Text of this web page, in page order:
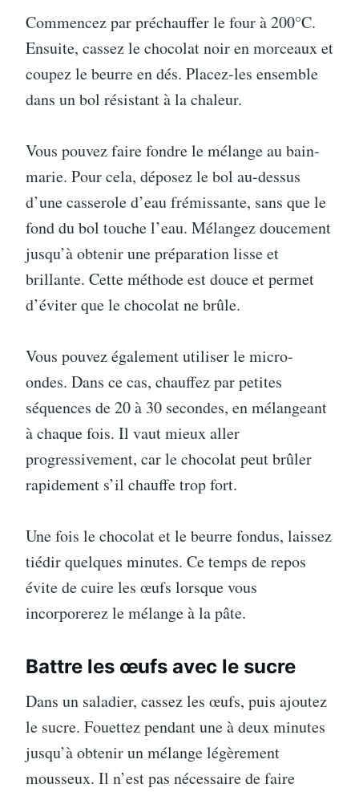
Commencez par préchauffer le four à 200°C.
Ensuite, cassez le chocolat noir en morceaux et
coupez le beurre en dés. Placez-les ensemble
dans un bol résistant à la chaleur.
Vous pouvez faire fondre le mélange au bain-
marie. Pour cela, déposez le bol au-dessus
d’une casserole d’eau frémissante, sans que le
fond du bol touche l’eau. Mélangez doucement
jusqu’à obtenir une préparation lisse et
brillante. Cette méthode est douce et permet
d’éviter que le chocolat ne brûle.
Vous pouvez également utiliser le micro-
ondes. Dans ce cas, chauffez par petites
séquences de 20 à 30 secondes, en mélangeant
à chaque fois. Il vaut mieux aller
progressivement, car le chocolat peut brûler
rapidement s’il chauffe trop fort.
Une fois le chocolat et le beurre fondus, laissez
tiédir quelques minutes. Ce temps de repos
évite de cuire les œufs lorsque vous
incorporerez le mélange à la pâte.
Battre les œufs avec le sucre
Dans un saladier, cassez les œufs, puis ajoutez
le sucre. Fouettez pendant une à deux minutes
jusqu’à obtenir un mélange légèrement
mousseux. Il n’est pas nécessaire de faire